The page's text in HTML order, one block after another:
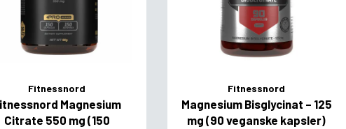
Fitnessnord
Magnesium
Citrate 550 mg (150
Fitnessnord
Magnesium Bisglycinat – 125
mg (90 veganske kapsler)